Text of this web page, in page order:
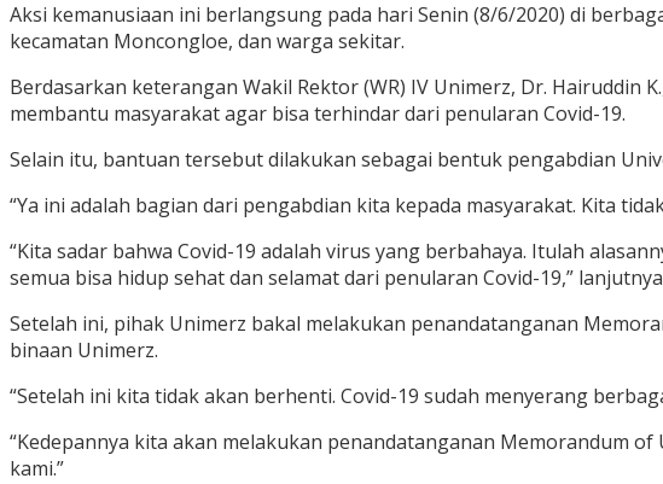
Aksi kemanusiaan ini berlangsung pada hari Senin (8/6/2020) di
kecamatan Moncongloe, dan warga sekitar.
Berdasarkan keterangan Wakil Rektor (WR) IV Unimerz, Dr. Hairuddin
membantu masyarakat agar bisa terhindar dari penularan Covid-19.
Selain itu, bantuan tersebut dilakukan sebagai bentuk pengabdian
“Ya ini adalah bagian dari pengabdian kita kepada masyarakat. Kita
“Kita sadar bahwa Covid-19 adalah virus yang berbahaya. Itulah
semua bisa hidup sehat dan selamat dari penularan Covid-19,”
Setelah ini, pihak Unimerz bakal melakukan penandatanganan
binaan Unimerz.
“Setelah ini kita tidak akan berhenti. Covid-19 sudah menyerang
“Kedepannya kita akan melakukan penandatanganan Memorandum
kami.”